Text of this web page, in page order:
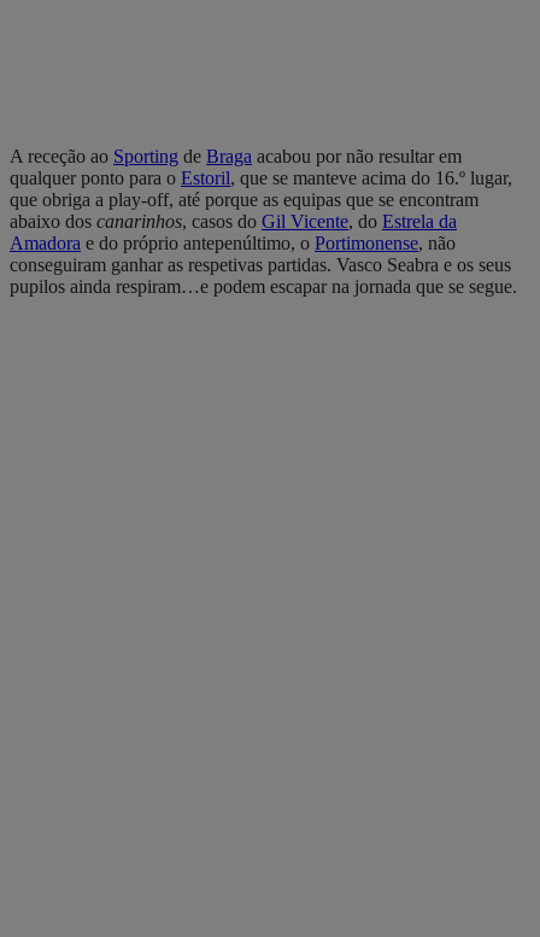
A receção ao Sporting de Braga acabou por não resultar em
qualquer ponto para o Estoril, que se manteve acima do 16.º lugar,
que obriga a play-off, até porque as equipas que se encontram
abaixo dos canarinhos, casos do Gil Vicente, do Estrela da
Amadora e do próprio antepenúltimo, o Portimonense, não
conseguiram ganhar as respetivas partidas. Vasco Seabra e os seus
pupilos ainda respiram…e podem escapar na jornada que se segue.